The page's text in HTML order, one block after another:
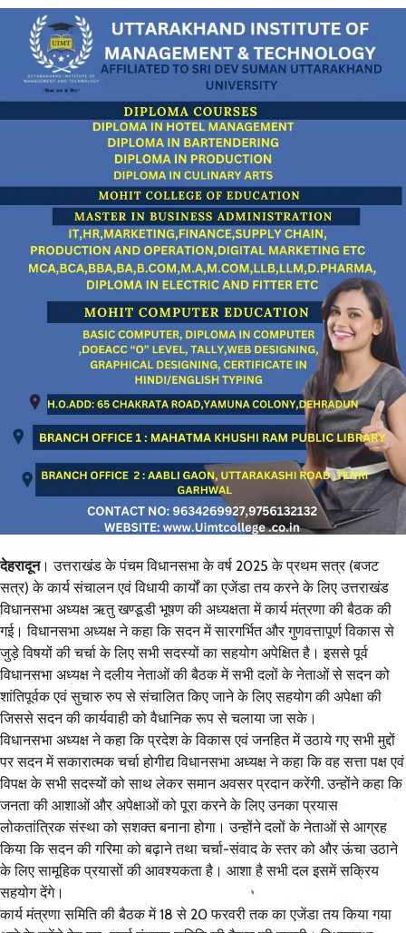
देहरादून। उत्तराखंड के पंचम विधानसभा के वर्ष 2025 के प्रथम सत्र (बजट
सत्र) के कार्य संचालन एवं विधायी कार्यों का एजेंडा तय करने के लिए उत्तराखंड
विधानसभा अध्यक्ष ऋतु खण्डूडी भूषण की अध्यक्षता में कार्य मंत्रणा की बैठक की
गई। विधानसभा अध्यक्ष ने कहा कि सदन में सारगर्भित और गुणवत्तापूर्ण विकास से
जुड़े विषयों की चर्चा के लिए सभी सदस्यों का सहयोग अपेक्षित है। इससे पूर्व
विधानसभा अध्यक्ष ने दलीय नेताओं की बैठक में सभी दलों के नेताओं से सदन को
शांतिपूर्वक एवं सुचारु रुप से संचालित किए जाने के लिए सहयोग की अपेक्षा की
जिससे सदन की कार्यवाही को वैधानिक रूप से चलाया जा सके।
विधानसभा अध्यक्ष ने कहा कि प्रदेश के विकास एवं जनहित में उठाये गए सभी मुद्दों
पर सदन में सकारात्मक चर्चा होगीद्य विधानसभा अध्यक्ष ने कहा कि वह सत्ता पक्ष एवं
विपक्ष के सभी सदस्यों को साथ लेकर समान अवसर प्रदान करेंगी. उन्होंने कहा कि
जनता की आशाओं और अपेक्षाओं को पूरा करने के लिए उनका प्रयास
लोकतांत्रिक संस्था को सशक्त बनाना होगा। उन्होंने दलों के नेताओं से आग्रह
किया कि सदन की गरिमा को बढ़ाने तथा चर्चा-संवाद के स्तर को और ऊंचा उठाने
के लिए सामूहिक प्रयासों की आवश्यकता है। आशा है सभी दल इसमें सक्रिय
सहयोग देंगे।
कार्य मंत्रणा समिति की बैठक में 18 से 20 फरवरी तक का एजेंडा तय किया गया